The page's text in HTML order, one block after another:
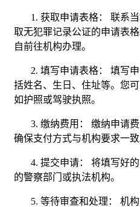
1. 获取申请表格： 联系
取无犯罪记录公证的申请表
自前往机构办理。
2. 填写申请表格： 填写
括姓名、生日、住址等。您
如护照或驾驶执照。
3. 缴纳费用： 缴纳申请
确保支付方式与机构要求一致
4. 提交申请： 将填写好
的警察部门或执法机构。
5. 等待审查和处理： 机